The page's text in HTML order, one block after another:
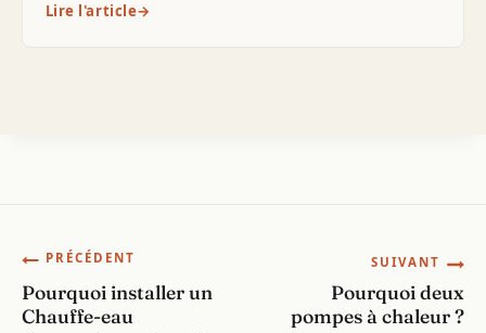
Lire l'article→
Navigation
de
PRÉCÉDENT
Pourquoi installer un
Chauffe-eau
SUIVANT
Pourquoi deux
pompes à chaleur ?